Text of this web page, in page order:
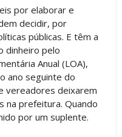
por elaborar e
decidir, por
públicas. E têm a
dinheiro pelo
Anual (LOA),
ano seguinte do
vereadores deixarem
na prefeitura. Quando
por um suplente.